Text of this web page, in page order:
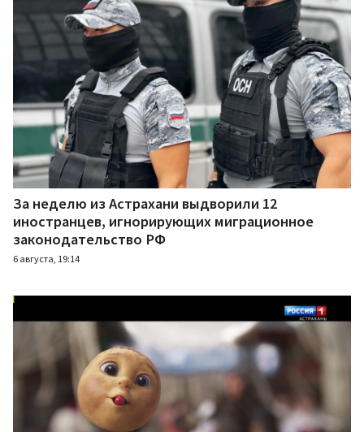
За неделю из Астрахани выдворили 12
иностранцев, игнорирующих миграционное
законодательство РФ
6 августа, 19:14